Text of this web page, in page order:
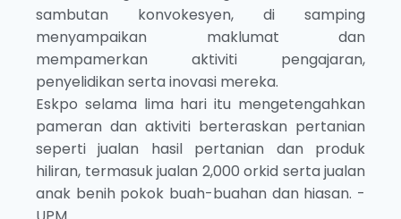
sambutan konvokesyen, di samping
menyampaikan maklumat dan
mempamerkan aktiviti pengajaran,
penyelidikan serta inovasi mereka.
Eskpo selama lima hari itu mengetengahkan
pameran dan aktiviti berteraskan pertanian
seperti jualan hasil pertanian dan produk
hiliran, termasuk jualan 2,000 orkid serta jualan
anak benih pokok buah-buahan dan hiasan. -